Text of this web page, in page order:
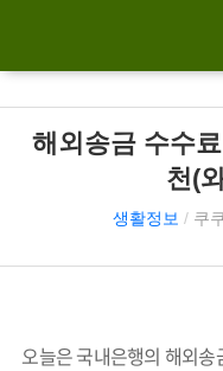
해외송금 수수
천(
생활정보 / 쿠
오늘은 국내은행의 해외